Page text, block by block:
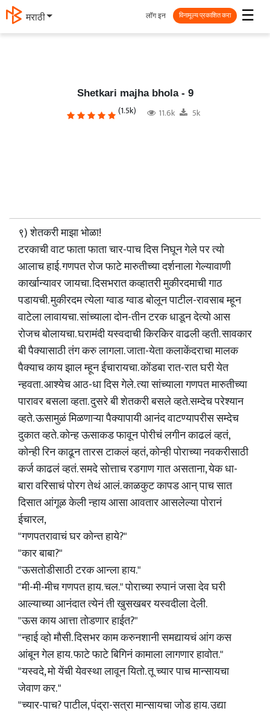
தமிழ் ☰
लॉग इन विनामूल्य प्रकाशित करा
Shetkari majha bhola - 9
(1.5k) 11.6k 5k
९) शेतकरी माझा भोळा!
टरकाची वाट फाता फाता चार-पाच दिस निघून गेले पर त्यो
आलाच हाई. गणपत रोज फाटे मारुतीच्या दर्शनाला गेल्यावाणी
कार्खान्यावर जायचा. दिसभरात कव्हातरी मुकीरदमाची गाठ
पडायची. मुकीरदम त्येला ग्वाड ग्वाड बोलून पाटील-रावसाब म्हून
वाटेला लावायचा. सांच्याला दोन-तीन टरक धाडून देत्यो आस
रोजच बोलायचा. घरामंदी यस्वदाची किरकिर वाढली व्हती. सावकार
बी पैक्यासाठी तंग करु लागला. जाता-येता कलाकेंदराचा मालक
पैक्याच काय झाल म्हून ईचारायचा. कोंडबा रात-रात घरी येत
न्हवता. आश्येच आठ-धा दिस गेले. त्या सांच्याला गणपत मारुतीच्या
पारावर बसला व्हता. दुसरे बी शेतकरी बसले व्हते.सम्देच परेश्यान
व्हते. ऊसामुळं मिळणाऱ्या पैक्यापायी आनंद वाटण्यापरीस सम्देच
दुकात व्हते. कोन्ह ऊसाकड फावून पोरीचं लगीन काढलं व्हतं,
कोन्ही रिन काढून तारस टाकलं व्हतं, कोन्ही पोराच्या नवकरीसाठी
कर्ज काढलं व्हतं. समदे सोत्ताच रडगाण गात असताना, येक धा-
बारा वरिसाचं पोरग तेथं आलं. काळकुट कापड आन् पाच सात
दिसात आंगूळ केली न्हाय आसा आवतार आसलेल्या पोरानं
ईचारल,
"गणपतरावाचं घर कोन्त हाये?"
"कार बाबा?"
"ऊसतोडीसाठी टरक आन्ला हाय."
"मी-मी-मीच गणपत हाय. चल." पोराच्या रुपानं जसा देव घरी
आल्याच्या आनंदात त्येनं ती खुसखबर यस्वदीला देली.
"ऊस काय आत्ता तोडणार हाईत?"
"न्हाई व्हो मौसी. दिसभर काम करुनशानी समद्यायचं आंग कस
आंबून गेल हाय. फाटे फाटे बिगिनं कामाला लागणार हावोत."
"यस्वदे, मो येंची येवस्था लावून यितो. तू च्यार पाच मान्सायचा
जेवाण कर. "
"च्यार-पाच? पाटील, पंद्रा-सत्रा मान्सायचा जोड हाय. उद्या